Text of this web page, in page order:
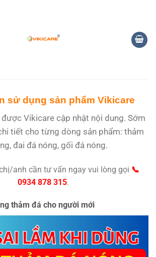
sử dụng sản phẩm Vikicare
Vikicare cập nhật nội dung. Sớm
tiết cho từng dòng sản phẩm: thảm
đai đá nóng, gối đá nóng.
anh cần tư vấn ngay vui lòng gọi 📞
0934 878 315.
thảm đá cho người mới